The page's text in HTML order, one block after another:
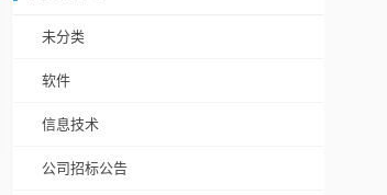
未分类
软件
信息技术
公司招标公告